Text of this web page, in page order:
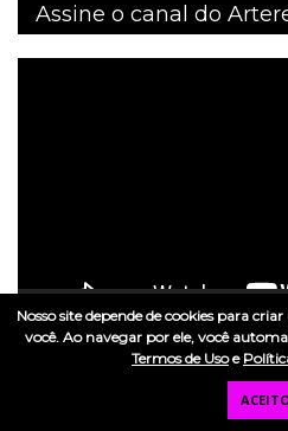
Assine o canal do
00:00
Ouça o podcast do Art
Nosso site depende de cookies para
você. Ao navegar por ele, você
Termos de Usoe